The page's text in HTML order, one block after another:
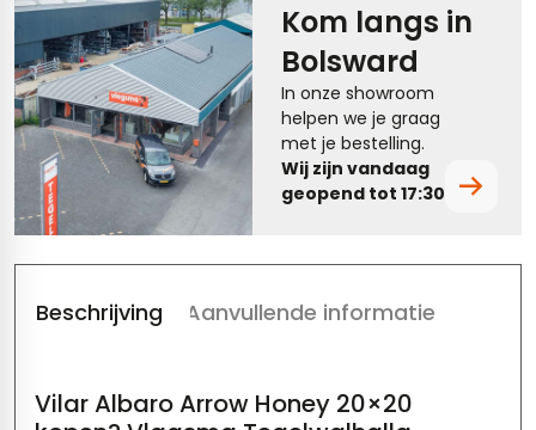
Kom langs in
Bolsward
In onze showroom
helpen we je graag
met je bestelling.
Wij zijn vandaag
geopend tot 17:30.
Beschrijving Aanvullende informatie
Vilar Albaro Arrow Honey 20×20